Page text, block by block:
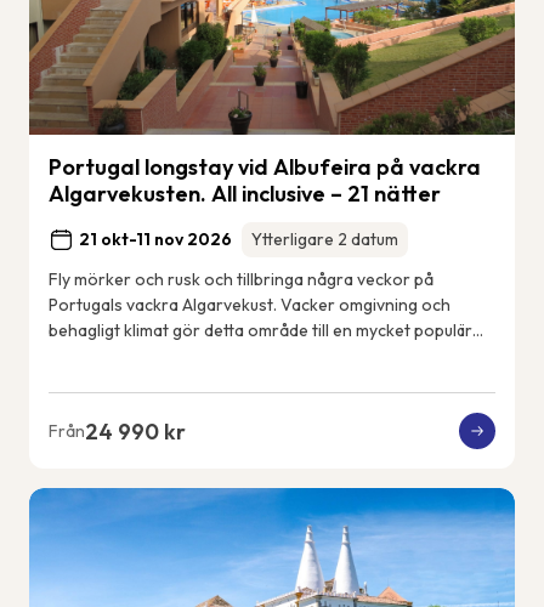
Portugal longstay vid Albufeira på vackra
Algarvekusten. All inclusive – 21 nätter
21 okt-11 nov 2026
Ytterligare 2 datum
Fly mörker och rusk och tillbringa några veckor på
Portugals vackra Algarvekust. Vacker omgivning och
behagligt klimat gör detta område till en mycket populär
Från24 990 kr